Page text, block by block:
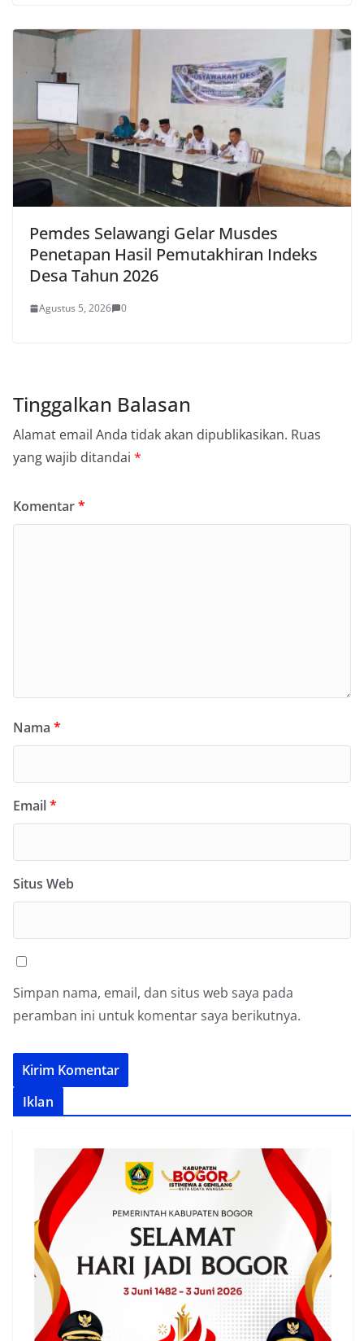
Pemdes Selawangi Gelar Musdes
Penetapan Hasil Pemutakhiran Indeks
Desa Tahun 2026
Agustus 5, 2026 0
Tinggalkan Balasan
Alamat email Anda tidak akan dipublikasikan. Ruas
yang wajib ditandai *
Komentar*
Nama *
Email*
Situs Web
Simpan nama, email, dan situs web saya pada
peramban ini untuk komentar saya berikutnya.
Iklan